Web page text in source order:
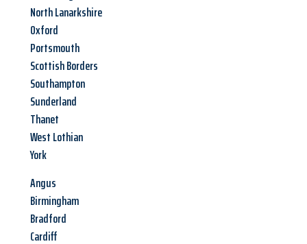
North Lanarkshire
Oxford
Portsmouth
Scottish Borders
Southampton
Sunderland
Thanet
West Lothian
York
Angus
Birmingham
Bradford
Cardiff